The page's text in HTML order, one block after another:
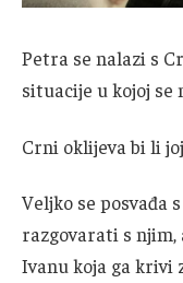
Petra se nalazi s
situacije u kojoj se
Crni oklijeva bi li
Veljko se posvađa
razgovarati s
Ivanu koja ga krivi